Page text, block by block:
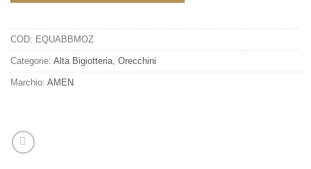
COD: EQUABBMOZ
Categorie: Alta Bigiotteria Orecchini
Marchio: AMEN